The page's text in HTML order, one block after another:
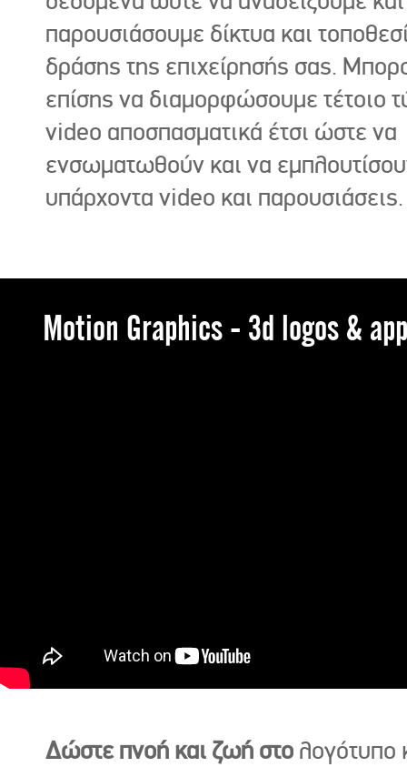
παρουσιάσουμε δίκτυα και
δράσης της επιχείρησής σας.
επίσης να διαμορφώσουμε τέτοιο
video αποσπασματικά έτσι ώστε να
ενσωματωθούν και να
υπάρχοντα video και παρουσιάσεις.
Motion Graphics - 3d logos &
Δώστε πνοή και ζωή στο λογότυπο